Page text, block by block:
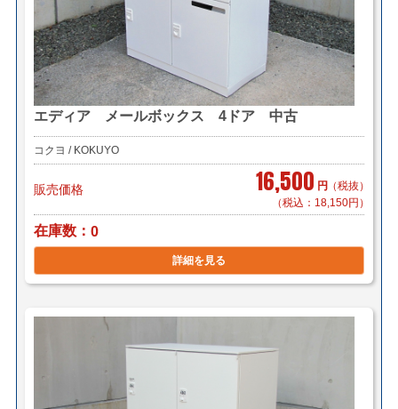
エディア メールボックス 4ドア 中古
コクヨ / KOKUYO
販売価格 16,500 円 （税抜）
（税込：18,150円）
在庫数 0
詳細を見る